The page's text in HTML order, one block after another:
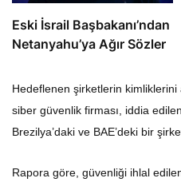
Eski İsrail Başbakanı’ndan
Netanyahu’ya Ağır Sözler
Hedeflenen şirketlerin kimliklerini
siber güvenlik firması, iddia
Brezilya’daki ve BAE’deki bir
Rapora göre, güvenliği ihlal